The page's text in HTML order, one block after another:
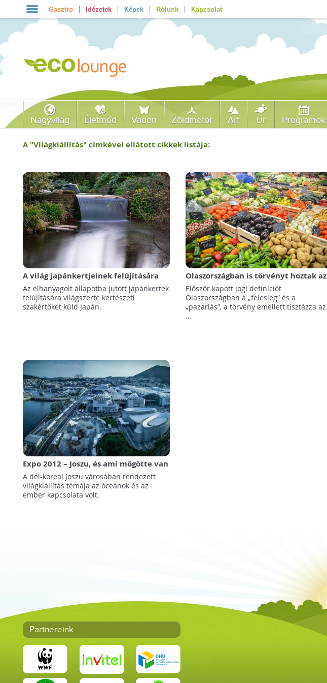
Gasztro Idézetek Képek Rólunk Kapcsolat
Nagyvilág Életmód Vadon Zöldmotor Art Űr Programok
A "Világkiállítás" címkével ellátott cikkek listája:
A világ japánkertjeinek felújítására
kertészeti szakértőket küld Japán
Az elhanyagolt állapotba jutott japánkertek
felújítására világszerte kertészeti
szakértőket küld Japán.
Olaszországban is törvényt hoztak az
élelmiszeradományozásról
Először kapott jogi definíciót
Olaszországban a „felesleg” és a
„pazarlás”, a törvény emellett tisztázza az
...
Expo 2012 – Joszu, és ami mögötte van
A dél-koreai Joszu városában rendezett
világkiállítás témája az óceánok és az
ember kapcsolata volt.
Partnereink